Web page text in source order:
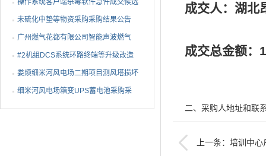
成交人：湖北
成交总金额：
二、采购人地址和联
采购人名称：广州
上一条：培训中
操作系统客户端杀毒软件急件成交候选
人公示
未硫化中垫等物资采购采购结果公告
广州燃气花都有限公司智能声波燃气
PE管道定位仪采购项目采...
#2机组DCS系统环路终端等升级改造
物资公开询比采购采购结...
娄烦细米河风电场二期项目测风塔损坏
设备采购采购结果公告
细米河风电场箱变UPS蓄电池采购采
购结果公告